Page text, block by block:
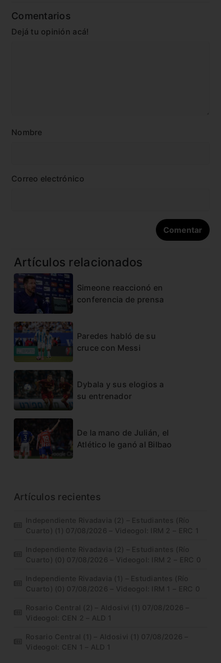
Comentarios
Dejá tu opinión acá!
Nombre
Correo electrónico
Artículos relacionados
Simeone reaccionó en
conferencia de prensa
Paredes habló de su
cruce con Messi
Dybala y sus elogios a
su entrenador
De la mano de Julián, el
Atlético le ganó al Bilbao
Artículos recientes
Independiente Rivadavia (2) – Estudiantes (Río
Cuarto) (1) 07/08/2026 – Videogol: IRM 2 – ERC 1
Independiente Rivadavia (2) – Estudiantes (Río
Cuarto) (0) 07/08/2026 – Videogol: IRM 2 – ERC 0
Independiente Rivadavia (1) – Estudiantes (Río
Cuarto) (0) 07/08/2026 – Videogol: IRM 1 – ERC 0
Rosario Central (2) – Aldosivi (1) 07/08/2026 –
Videogol: CEN 2 – ALD 1
Rosario Central (1) – Aldosivi (1) 07/08/2026 –
Videogol: CEN 1 – ALD 1